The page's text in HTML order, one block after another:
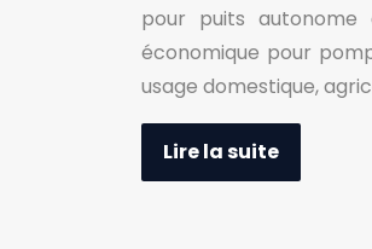
pour puits autonome
économique pour
usage domestique,
Lire la suite